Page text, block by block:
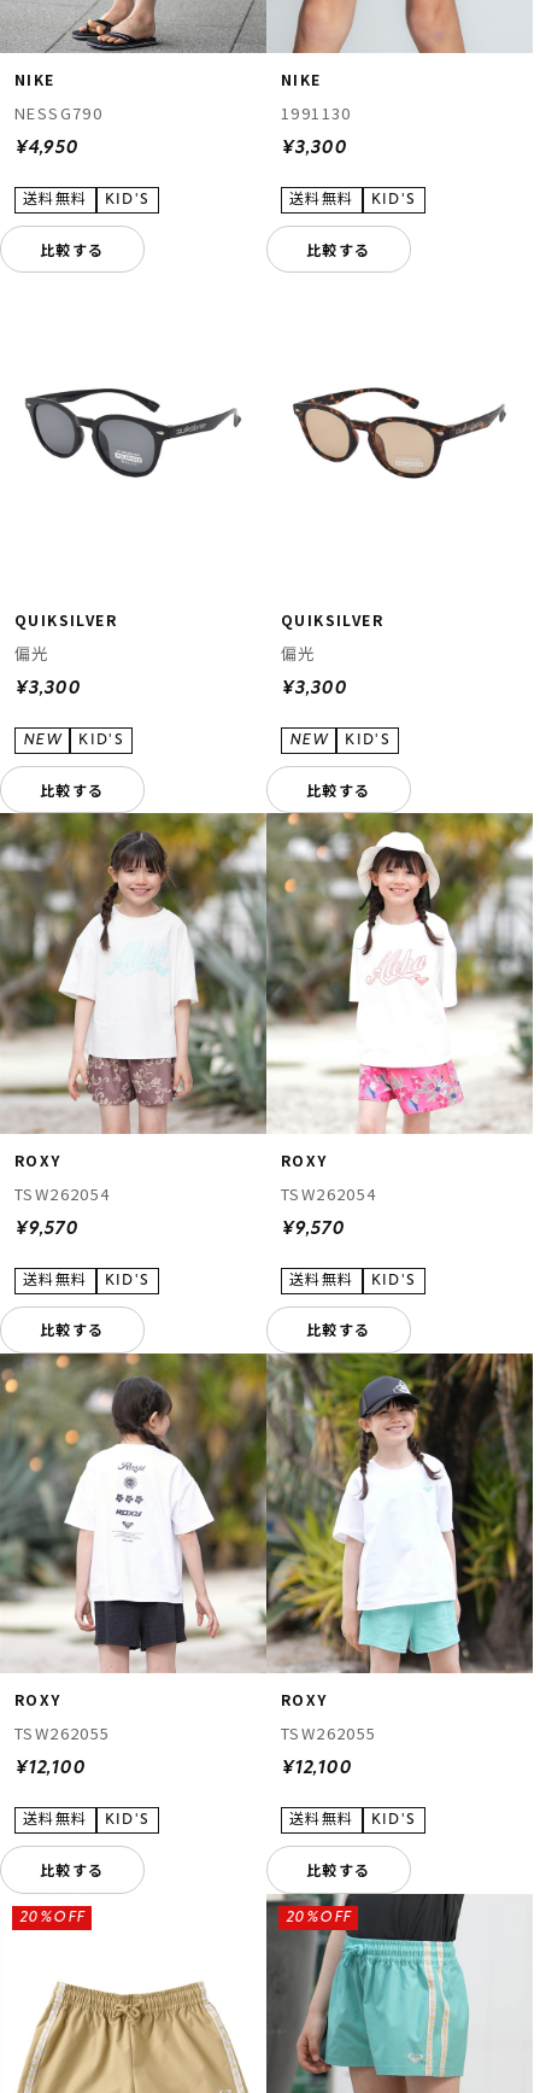
NIKE
NESSG790
¥4,950
比較する
NIKE
1991130
¥3,300
比較する
QUIKSILVER
偏光
¥3,300
比較する
QUIKSILVER
偏光
¥3,300
比較する
ROXY
TSW262054
¥9,570
比較する
ROXY
TSW262054
¥9,570
比較する
ROXY
TSW262055
¥12,100
比較する
ROXY
TSW262055
¥12,100
比較する
20%OFF 20%OFF